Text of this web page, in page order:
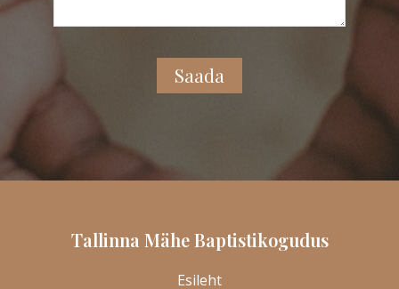
t
n
Tallinna Mähe Baptistikogudus
Esileht